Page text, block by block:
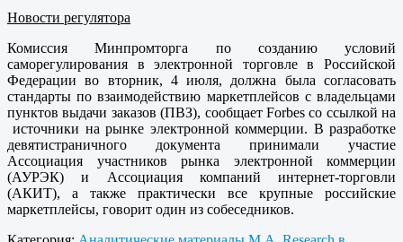
Новости регулятора
Комиссия Минпромторга по созданию условий
саморегулирования в электронной торговле в Российской
Федерации во вторник, 4 июля, должна была согласовать
стандарты по взаимодействию маркетплейсов с владельцами
пунктов выдачи заказов (ПВЗ), сообщает Forbes со ссылкой на
источники на рынке электронной коммерции. В разработке
девятистраничного документа принимали участие
Ассоциация участников рынка электронной коммерции
(АУРЭК) и Ассоциация компаний интернет-торговли
(АКИТ), а также практически все крупные российские
маркетплейсы, говорит один из собеседников.